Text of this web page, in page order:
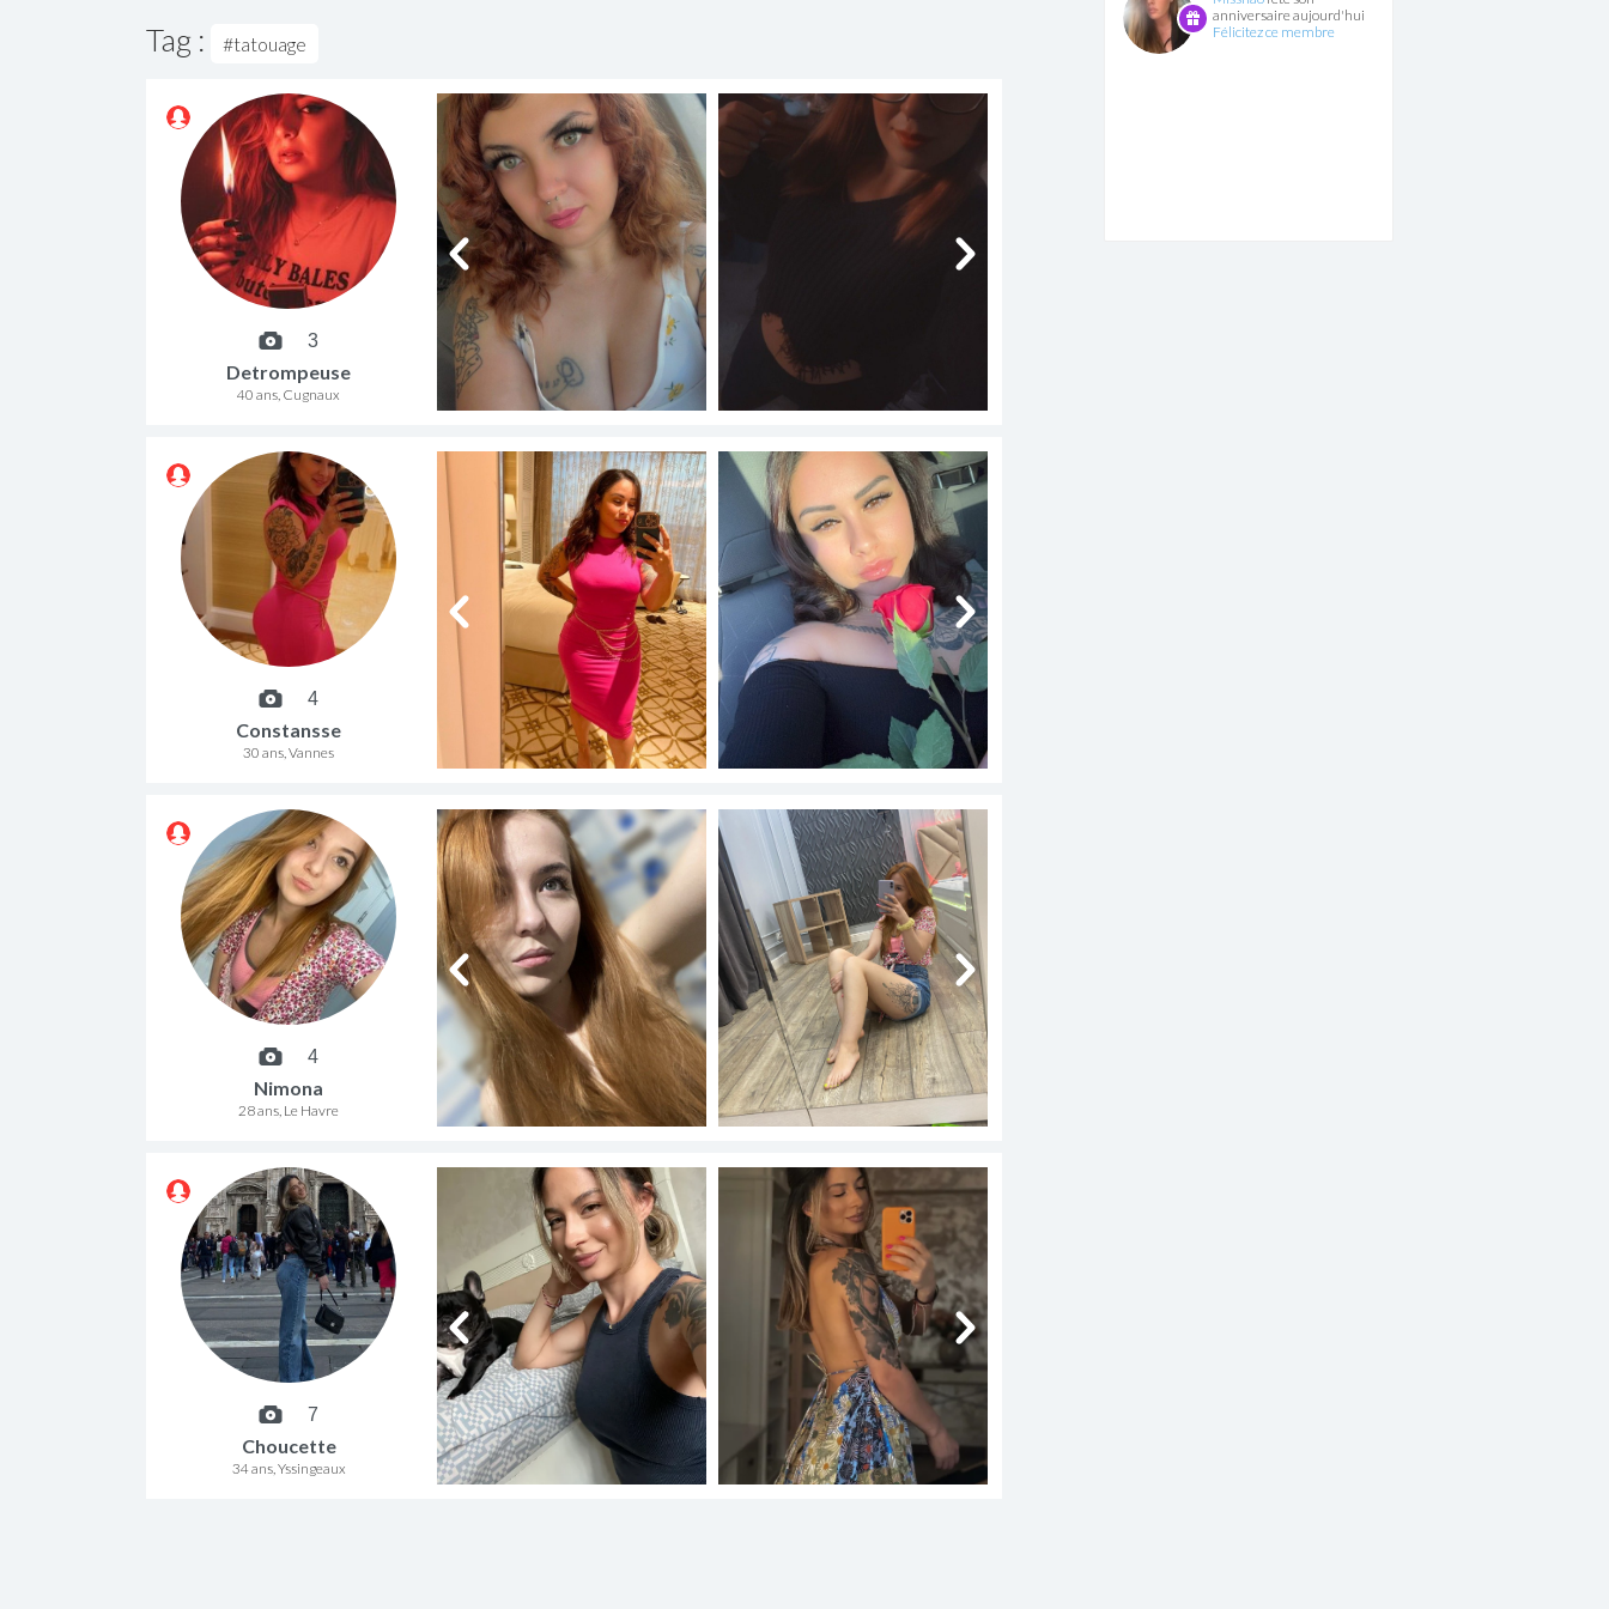
anniversaire aujourd'hui
Félicitez ce membre
Tag : #tatouage
3
Detrompeuse
40 ans, Cugnaux
4
Constansse
30 ans, Vannes
4
Nimona
28 ans, Le Havre
7
Choucette
34 ans, Yssingeaux